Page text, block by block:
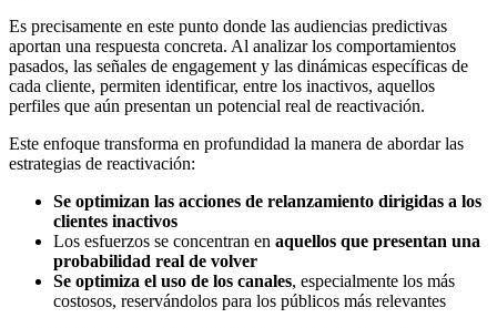
Es precisamente en este punto donde las audiencias predictivas
aportan una respuesta concreta. Al analizar los comportamientos
pasados, las señales de engagement y las dinámicas específicas de
cada cliente, permiten identificar, entre los inactivos, aquellos
perfiles que aún presentan un potencial real de reactivación.
Este enfoque transforma en profundidad la manera de abordar las
estrategias de reactivación:
Se optimizan las acciones de relanzamiento dirigidas a los
clientes inactivos
Los esfuerzos se concentran en aquellos que presentan una
probabilidad real de volver
Se optimiza el uso de los canales, especialmente los más
costosos, reservándolos para los públicos más relevantes